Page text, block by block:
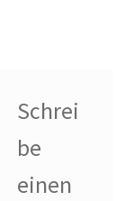
Schrei
be
einen